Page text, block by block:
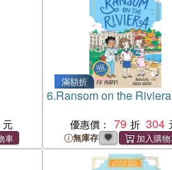
滿額折
6.Ransom on the Riviera
優惠價： 79 304
無庫存